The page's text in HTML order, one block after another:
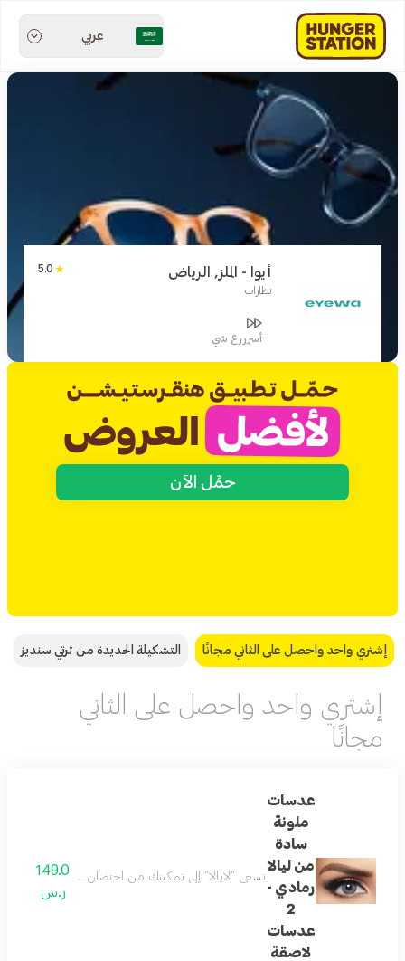
عربي
أيوا - الملز, الرياض
نظارات
5.0
أسرررع شي
حمِّل الآن
إشتري واحد واحصل على الثاني مجانًا التشكيلة الجديدة من ثرتي سنديز
إشتري واحد واحصل على الثاني
مجانًا
عدسات
ملونة
سادة
من ليالا
رمادي -
2
عدسات
لاصقة
تسعى ”لايالا“ إلى تمكينك من احتضان جمالك والتعبير عن
149.0
ر.س